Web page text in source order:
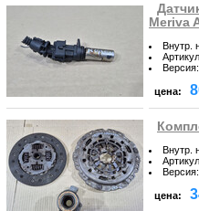
Meriva
Внутр.
Артикул
Версия:
цена:
Внутр.
Артикул
Версия:
цена: